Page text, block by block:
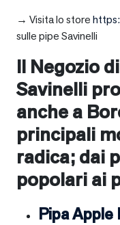
→ Visita lo store
sulle pipe Savinelli
Il Negozio
Savinelli
anche a
principali
radica; dai
popolari ai
Pipa